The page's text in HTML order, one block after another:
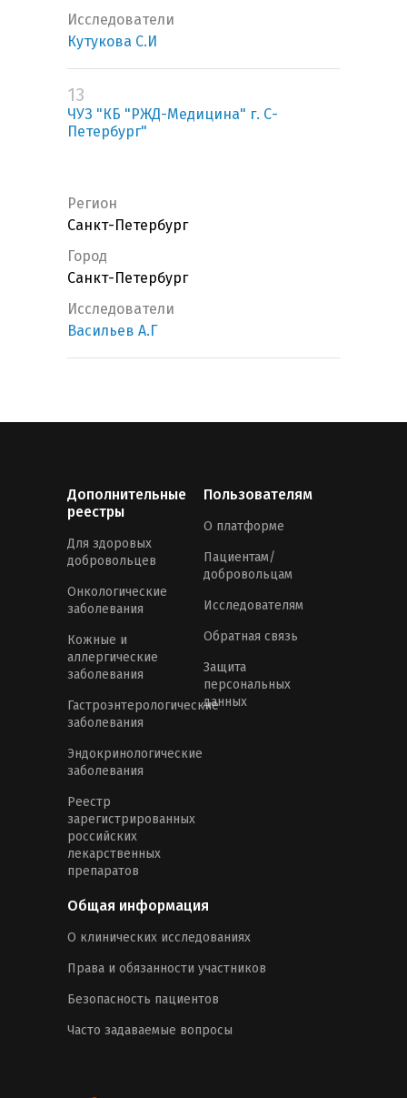
Исследователи
Кутукова С.И
13
ЧУЗ "КБ "РЖД-Медицина" г. С-
Петербург"
Регион
Санкт-Петербург
Город
Санкт-Петербург
Исследователи
Васильев А.Г
Дополнительные
реестры
Для здоровых
добровольцев
Онкологические
заболевания
Кожные и
аллергические
заболевания
Гастроэнтерологические
заболевания
Эндокринологические
заболевания
Реестр
зарегистрированных
российских
лекарственных
препаратов
Пользователям
О платформе
Пациентам/
добровольцам
Исследователям
Обратная связь
Защита
персональных
данных
Общая информация
О клинических исследованиях
Права и обязанности участников
Безопасность пациентов
Часто задаваемые вопросы